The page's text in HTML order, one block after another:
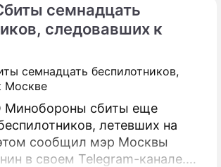
все меры по ликвидации
семнадцать
следовавших к
сбиты еще
летевших на
сообщил мэр Москвы
в своем Telegram-канале.